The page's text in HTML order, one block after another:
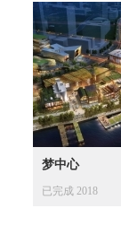
梦中心
已完成 2018